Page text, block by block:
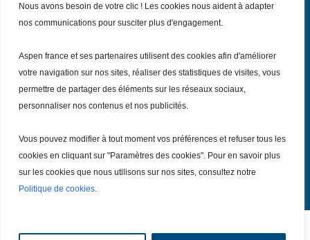
Nous avons besoin de votre clic ! Les cookies nous aident à adapter
nos communications pour susciter plus d'engagement.
Aspen france et ses partenaires utilisent des cookies afin d'améliorer
votre navigation sur nos sites, réaliser des statistiques de visites, vous
permettre de partager des éléments sur les réseaux sociaux,
personnaliser nos contenus et nos publicités.
Vous pouvez modifier à tout moment vos préférences et refuser tous les
cookies en cliquant sur "Paramètres des cookies". Pour en savoir plus
sur les cookies que nous utilisons sur nos sites, consultez notre
Politique de cookies.
P Nos actualités
P Nos évènements
Inscrivez vousà notre Newsletter
Je m’inscris
Tout droits réservé – Copyright @ 2026Mentions légales|